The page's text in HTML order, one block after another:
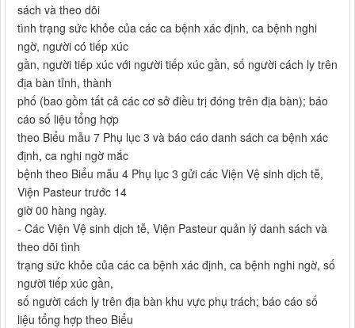
sách và theo dõi
tình trạng sức khỏe của các ca bệnh xác định, ca bệnh nghi
ngờ, người có tiếp xúc
gần, người tiếp xúc với người tiếp xúc gần, số người cách ly trên
địa bàn tỉnh, thành
phố (bao gồm tất cả các cơ sở điều trị đóng trên địa bàn); báo
cáo số liệu tổng hợp
theo Biểu mẫu 7 Phụ lục 3 và báo cáo danh sách ca bệnh xác
định, ca nghi ngờ mắc
bệnh theo Biểu mẫu 4 Phụ lục 3 gửi các Viện Vệ sinh dịch tễ,
Viện Pasteur trước 14
giờ 00 hàng ngày.
- Các Viện Vệ sinh dịch tễ, Viện Pasteur quản lý danh sách và
theo dõi tình
trạng sức khỏe của các ca bệnh xác định, ca bệnh nghi ngờ, số
người tiếp xúc gần,
số người cách ly trên địa bàn khu vực phụ trách; báo cáo số
liệu tổng hợp theo Biểu